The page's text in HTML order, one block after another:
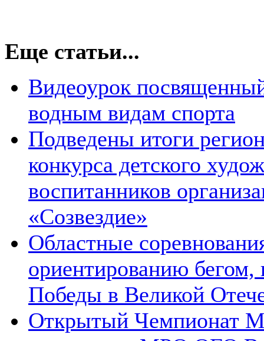
Еще статьи...
Видеоурок
водным видам спорта
Подведены итоги
конкурса детского
воспитанников
«Созвездие»
Областные
ориентированию
Победы в Великой
Открытый